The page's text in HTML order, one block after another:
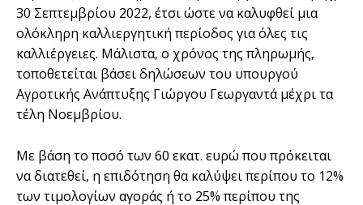
30 Σεπτεµβρίου 2022, έτσι ώστε να καλυφθεί µια
ολόκληρη καλλιεργητική περίοδος για όλες τις
καλλιέργειες. Μάλιστα, ο χρόνος της πληρωµής,
τοποθετείται βάσει δηλώσεων του υπουργού
Αγροτικής Ανάπτυξης Γιώργου Γεωργαντά µέχρι τα
τέλη Νοεµβρίου.
Με βάση το ποσό των 60 εκατ. ευρώ που πρόκειται
να διατεθεί, η επιδότηση θα καλύψει περίπου το 12%
των τιµολογίων αγοράς ή το 25% περίπου της